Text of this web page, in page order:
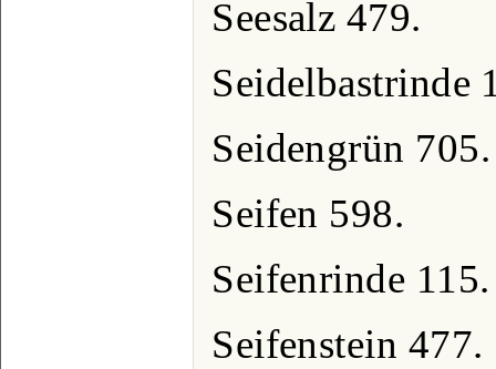
Seesalz 479.
Seidelbastrinde
Seidengrün 705.
Seifen 598.
Seifenrinde 115.
Seifenstein 477.